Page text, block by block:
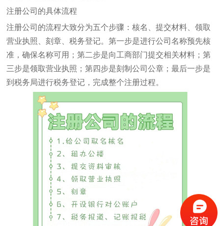
注册公司的具体流程
注册公司的流程大致分为五个步骤：核名、提交材料、领取
营业执照、刻章、税务登记。第一步是进行公司名称预先核
准，确保名称可用；第二步是向工商部门提交相关材料；第
三步是领取营业执照；第四步是刻制公司公章；最后一步是
到税务局进行税务登记，完成整个注册过程。